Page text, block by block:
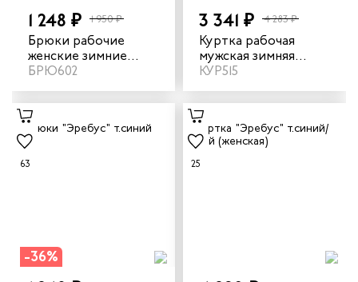
1 248 ₽ 1 950 ₽
Брюки рабочие
женские зимние
"Эребус" цвет
БРЮ602
3 341 ₽ 4 283 ₽
Куртка рабочая
мужская зимняя
"Эребус" цвет
КУР515
63
-36%
25